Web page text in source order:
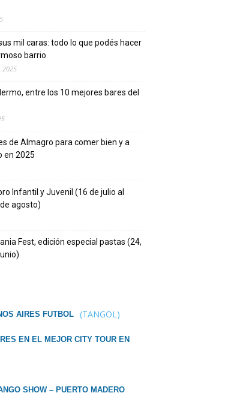
mil caras: todo lo que podés hacer
barrio
2025
entre los 10 mejores bares del
de Almagro para comer bien y a
en 2025
Infantil y Juvenil (16 de julio al
agosto)
Fest, edición especial pastas (24,
AIRES FUTBOL (TANGOL)
EN EL MEJOR CITY TOUR EN
SHOW – PUERTO MADERO